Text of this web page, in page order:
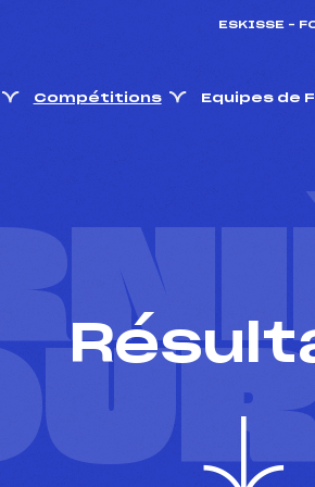
ESKISSE –
Compétitions Equipes de